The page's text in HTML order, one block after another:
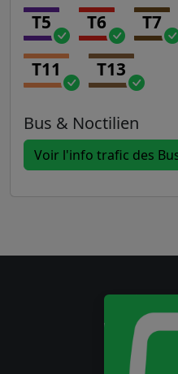
T5 T6 T7
T11 T13
Bus & Noctilien
Voir l'info trafic des